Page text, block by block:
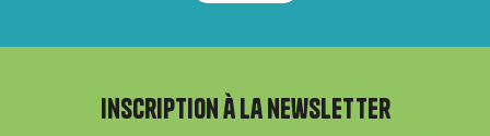
Inscription à la newsletter